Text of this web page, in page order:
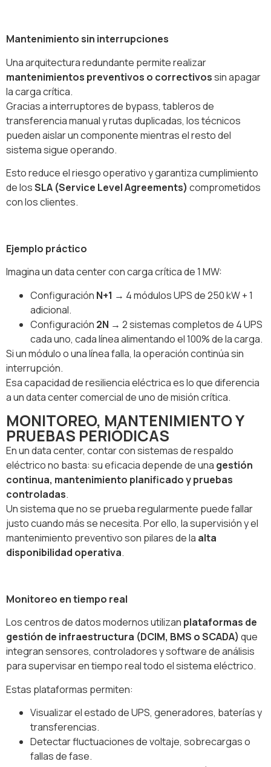
Mantenimiento sin interrupciones
Una arquitectura redundante permite realizar
mantenimientos preventivos o correctivossin apagar
la carga crítica.
Gracias a interruptores de bypass, tableros de
transferencia manual y rutas duplicadas, los técnicos
pueden aislar un componente mientras el resto del
sistema sigue operando.
Esto reduce el riesgo operativo y garantiza cumplimiento
de losSLA (Service Level Agreements) comprometidos
con los clientes.
Ejemplo práctico
Imagina un data center con carga crítica de 1 MW:
Configuración N+1 → 4 módulos UPS de 250 kW + 1
adicional.
Configuración 2N → 2 sistemas completos de 4 UPS
cada uno, cada línea alimentando el 100% de la carga.
Si un módulo o una línea falla, la operación continúa sin
interrupción.
Esa capacidad de resiliencia eléctrica es lo que diferencia
a un data center comercial de uno de misión crítica.
MONITOREO, MANTENIMIENTO Y
PRUEBAS PERIÓDICAS
En un data center, contar con sistemas de respaldo
eléctrico no basta: su eficacia depende de una gestión
continua, mantenimiento planificado y pruebas
controladas.
Un sistema que no se prueba regularmente puede fallar
justo cuando más se necesita. Por ello, la supervisión y el
mantenimiento preventivo son pilares de la alta
disponibilidad operativa.
Monitoreo en tiempo real
Los centros de datos modernos utilizan plataformas de
gestión de infraestructura (DCIM, BMS o SCADA) que
integran sensores, controladores y software de análisis
para supervisar en tiempo real todo el sistema eléctrico.
Estas plataformas permiten:
Visualizar el estado de UPS, generadores, baterías y
transferencias.
Detectar fluctuaciones de voltaje, sobrecargas o
fallas de fase.